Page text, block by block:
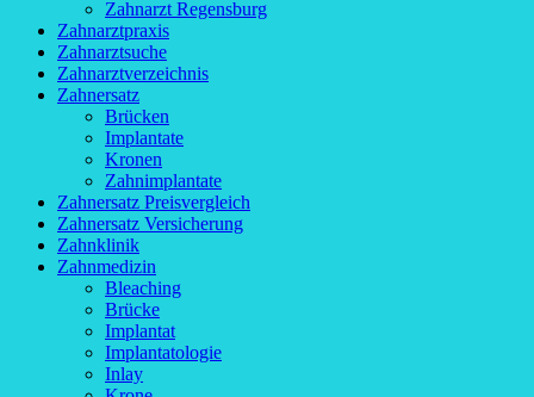
Zahnarzt Regensburg
Zahnarztpraxis
Zahnarztsuche
Zahnarztverzeichnis
Zahnersatz
Brücken
Implantate
Kronen
Zahnimplantate
Zahnersatz Preisvergleich
Zahnersatz Versicherung
Zahnklinik
Zahnmedizin
Bleaching
Brücke
Implantat
Implantatologie
Inlay